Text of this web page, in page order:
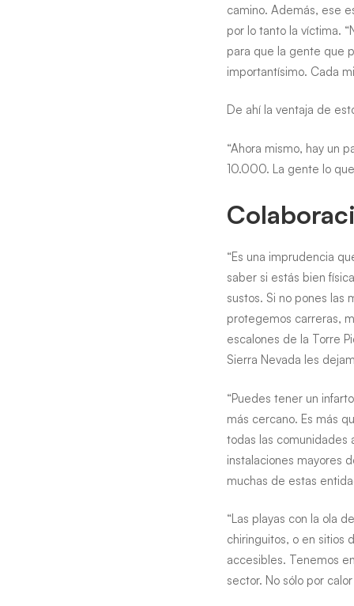
camino. Además, ese
por lo tanto la víctima.
para que la gente que
importantísimo. Cada
De ahí la ventaja de
“Ahora mismo, hay un
10.000. La gente lo
“Es una imprudencia
saber si estás bien
sustos. Si no pones las
protegemos carreras,
escalones de la Torre
Sierra Nevada les
“Puedes tener un
más cercano. Es más
todas las comunidades
instalaciones mayores
muchas de estas
“Las playas con la ola
chiringuitos, o en sitios
accesibles. Tenemos
sector. No sólo por